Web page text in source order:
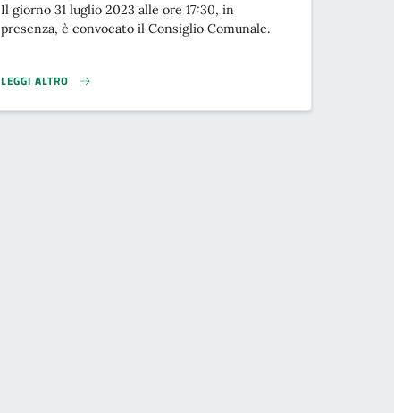
Il giorno 31 luglio 2023 alle ore 17:30, in
presenza, è convocato il Consiglio Comunale.
LEGGI ALTRO
CONVOCAZIONE CONSIGLIO COMUNALE 31 LUGLIO 2023}